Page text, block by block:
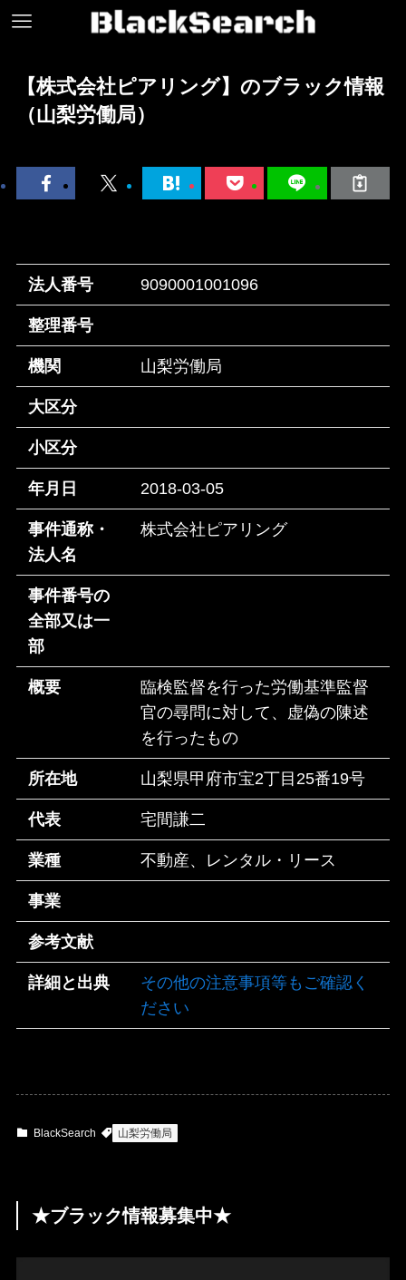
【株式会社ピアリング】のブラック情報
（山梨労働局）
法人番号 9090001001096
整理番号
機関 山梨労働局
大区分
小区分
年月日 2018-03-05
事件通称・
法人名
株式会社ピアリング
事件番号の
全部又は一
部
概要
臨検監督を行った労働基準監督
官の尋問に対して、虚偽の陳述
を行ったもの
所在地 山梨県甲府市宝2丁目25番19号
代表 宅間謙二
業種 不動産、レンタル・リース
事業
参考文献
詳細と出典
その他の注意事項等もご確認く
ださい
BlackSearch 山梨労働局
★ブラック情報募集中★